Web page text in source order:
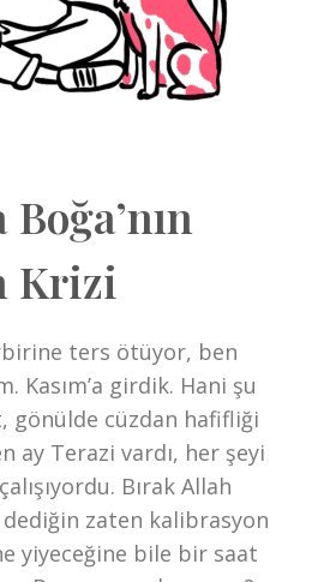
Krizi
ters ötüyor, ben
Kasım’a girdik. Hani şu
gönülde cüzdan hafifliği
ay Terazi vardı, her şeyi
Bırak Allah
dediğin zaten kalibrasyon
yiyeceğine bile bir saat